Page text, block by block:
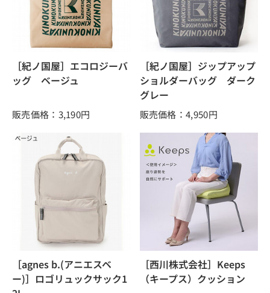
［紀ノ国屋］エコロジーバ
ッグ ベージュ
販売価格：3,190円
［紀ノ国屋］ジップアップ
ショルダーバッグ ダーク
グレー
販売価格：4,950円
［agnes b.(アニエスベ
ー)］ロゴリュックサック1
［西川株式会社］Keeps
（キープス）クッション